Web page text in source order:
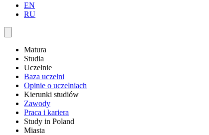
EN
RU
Matura
Studia
Uczelnie
Baza uczelni
Opinie o uczelniach
Kierunki studiów
Zawody
Praca i kariera
Study in Poland
Miasta